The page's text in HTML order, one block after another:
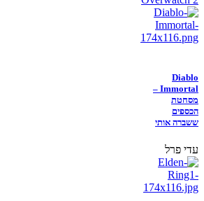
Diablo
Immortal –
מסחטת
הכספים
ששברה אותי
עדי פרל